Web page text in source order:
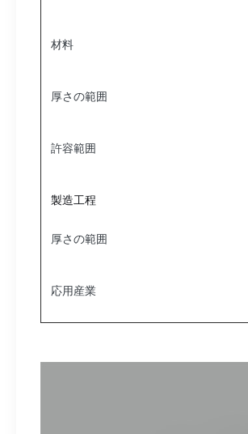
材料
厚さの範囲
許容範囲
製造工程
厚さの範囲
応用産業